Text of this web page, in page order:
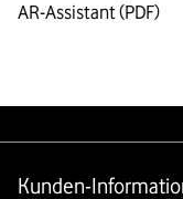
AR-Assistant (PDF)
Kunden-